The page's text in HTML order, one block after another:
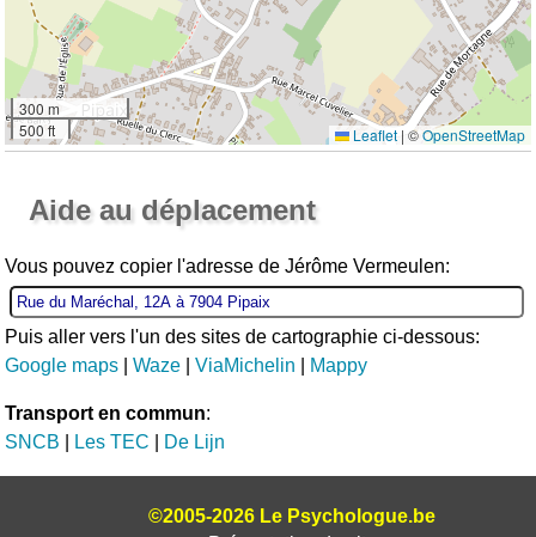
300 m
500 ft
Leaflet | ©OpenStreetMap
Aide au déplacement
Vous pouvez copier l'adresse de Jérôme Vermeulen:
Puis aller vers l'un des sites de cartographie ci-dessous:
Google maps |Waze |ViaMichelin Mappy
Transport en commun:
SNCB
Les TEC De Lijn
©2005-2026 Le Psychologue.be